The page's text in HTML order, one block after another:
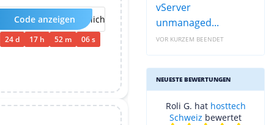
Kein Code erforderlich
Code anzeigen
24d 17 h 52 m 05s
vServer
unmanaged...
VOR KURZEM BEENDET
NEUESTE BEWERTUNGEN
Roli G. hat hosttech
Schweiz bewertet